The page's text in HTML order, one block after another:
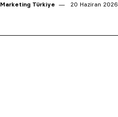
Marketing Türkiye 20 Haziran 2026